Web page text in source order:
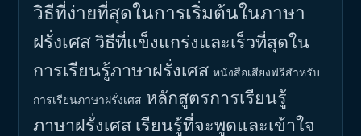
วิธีที่ง่ายที่สุดในการเริ่มต้นในภาษา
ฝรั่งเศสวิธีที่แข็งแกร่งและเร็วที่สุดใน
การเรียนรู้ภาษาฝรั่งเศส หนังสือเสียงฟรีสำหรับ
การเรียนภาษาฝรั่งเศส หลักสูตรการเรียนรู้
ภาษาฝรั่งเศส เรียนรู้ที่จะพูดและเข้าใจ